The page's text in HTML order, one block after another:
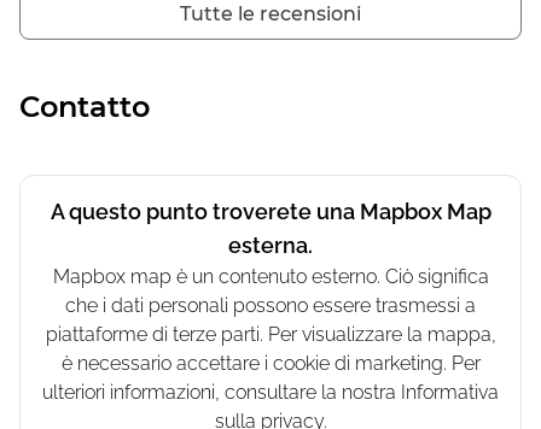
Tutte le recensioni
Contatto
A questo punto troverete una Mapbox Map
esterna.
Mapbox map è un contenuto esterno. Ciò significa
che i dati personali possono essere trasmessi a
piattaforme di terze parti. Per visualizzare la mappa,
è necessario accettare i cookie di marketing. Per
ulteriori informazioni, consultare la nostra Informativa
sulla privacy.